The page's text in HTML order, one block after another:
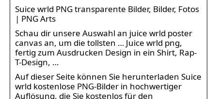
Suice wrld PNG transparente Bilder, Bilder, Fotos
| PNG Arts
Schau dir unsere Auswahl an juice wrld poster
canvas an, um die tollsten … Juice wrld png,
fertig zum Ausdrucken Design in ein Shirt, Rap-
T-Design, …
Auf dieser Seite können Sie herunterladen Suice
wrld kostenlose PNG-Bilder in hochwertiger
Auflösung, die Sie kostenlos für den